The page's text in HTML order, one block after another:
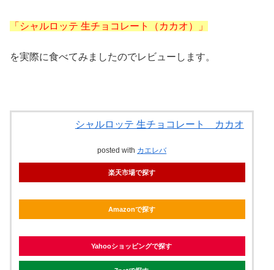
「シャルロッテ 生チョコレート（カカオ）」
を実際に食べてみましたのでレビューします。
シャルロッテ 生チョコレート カカオ
posted with カエレバ
楽天市場で探す
Amazonで探す
Yahooショッピングで探す